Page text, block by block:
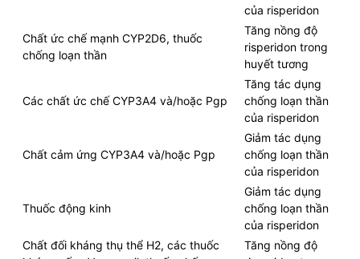
của risperidon
Chất ức chế mạnh CYP2D6, thuốc
chống loạn thần
Tăng nồng độ
risperidon trong
huyết tương
Các chất ức chế CYP3A4 và/hoặc Pgp
Tăng tác dụng
chống loạn thần
của risperidon
Chất cảm ứng CYP3A4 và/hoặc Pgp
Giảm tác dụng
chống loạn thần
của risperidon
Thuốc động kinh
Giảm tác dụng
chống loạn thần
của risperidon
Chất đối kháng thụ thể H2, các thuốc
Tăng nồng độ